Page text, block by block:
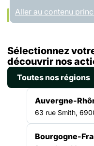
Panneau de gestion des
Aller au contenu
Accueil Liste des actualités
ACTUALITÉ|15 NOVEMBRE 2021
Journée
La Fédération des
Sélectionnez
découvrir nos
Toutes nos régions
Auvergne-
63 rue Smith,
Bourgogne-